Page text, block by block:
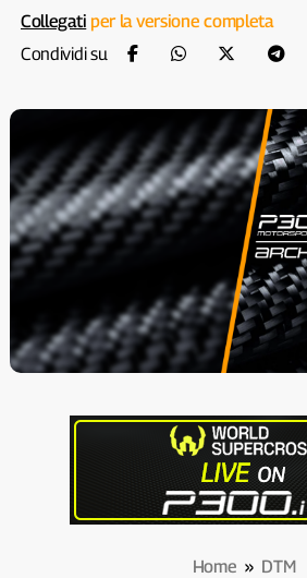
Collegati per la versione completa
Condividi su
Home » DTM